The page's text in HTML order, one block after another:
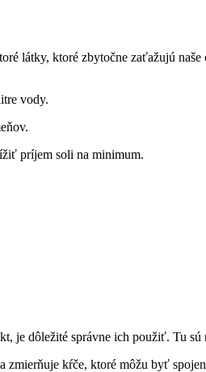
látky, ktoré zbytočne zaťažujú
vody.
príjem soli na minimum.
je dôležité správne ich použiť. Tu sú
kŕče, ktoré môžu byť